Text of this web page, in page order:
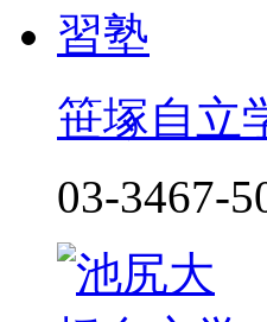
笹塚自立
03-3467-